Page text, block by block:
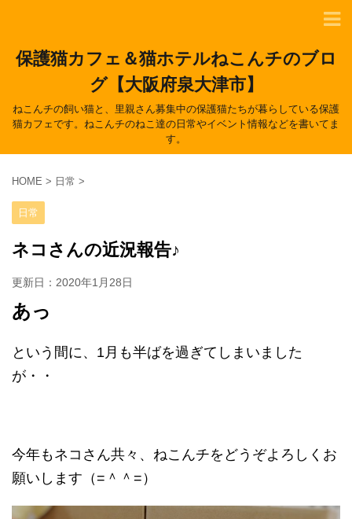
保護猫カフェ＆猫ホテルねこんチのブロ
グ【大阪府泉大津市】
ねこんチの飼い猫と、里親さん募集中の保護猫たちが暮らしている保護
猫カフェです。ねこんチのねこ達の日常やイベント情報などを書いてま
す。
HOME > 日常 >
日常
ネコさんの近況報告♪
更新日： 2020年1月28日
あっ
という間に、1月も半ばを過ぎてしまいました
が・・
今年もネコさん共々、ねこんチをどうぞよろしくお
願いします（=＾＾=）